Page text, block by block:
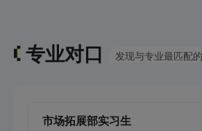
专业对口 发现与专业最匹配
市场拓展部实习生